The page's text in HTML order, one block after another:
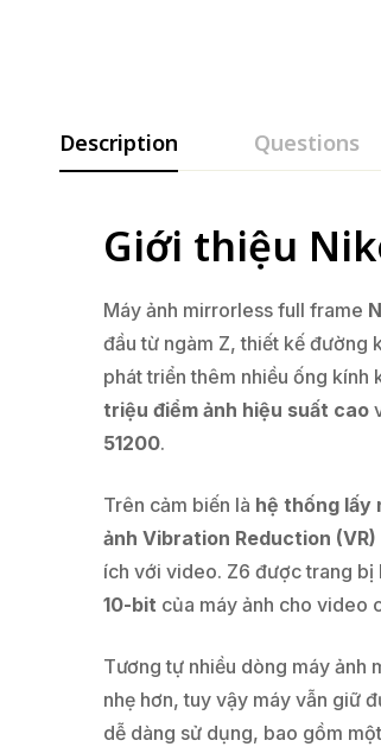
Description Questions
Giới thiệu
Máy ảnh mirrorless full frame
đầu từ ngàm Z, thiết kế đường
phát triển thêm nhiều ống kính
triệu điểm ảnh hiệu suất cao
51200.
Trên cảm biến là hệ thống lấy
ảnh Vibration Reduction
ích với video. Z6 được trang bị
10-bit của máy ảnh cho video
Tương tự nhiều dòng máy ảnh
nhẹ hơn, tuy vậy máy vẫn giữ
dễ dàng sử dụng, bao gồm một